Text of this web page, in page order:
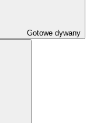
Gotowe dywany